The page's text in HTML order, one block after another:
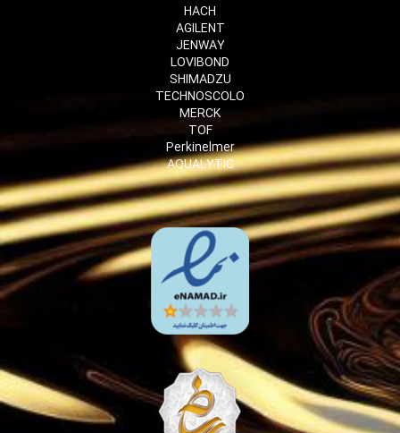
HACH
AGILENT
JENWAY
LOVIBOND
SHIMADZU
TECHNOSCOLO
MERCK
TOF
Perkinelmer
AQUALYTIC